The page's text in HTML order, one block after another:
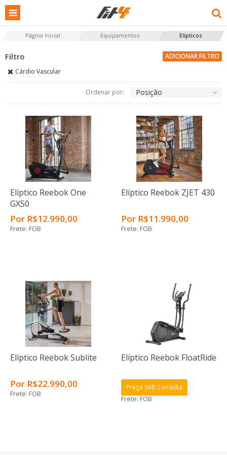
Página Inicial Equipamentos Elípticos
ADICIONAR FILTRO
Cárdio Vascular
Ordenar por: Posição
Elíptico Reebok One
GX50
Por R$12.990,00
Frete: FOB
Elíptico Reebok ZJET 430
Por R$11.990,00
Frete: FOB
Elíptico Reebok Sublite
Por R$22.990,00
Frete: FOB
Elíptico Reebok FloatRide
Preço Sob Consulta
Frete: FOB